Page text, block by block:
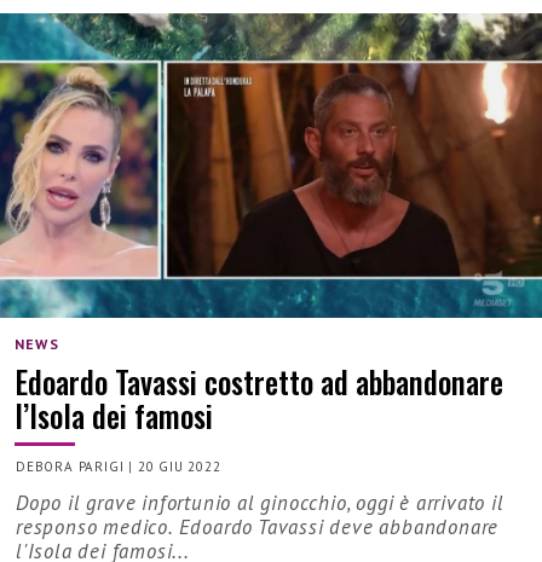
NEWS
Edoardo Tavassi costretto ad abbandonare
l’Isola dei famosi
DEBORA PARIGI | 20 GIU 2022
Dopo il grave infortunio al ginocchio, oggi è arrivato il
responso medico. Edoardo Tavassi deve abbandonare
l'Isola dei famosi...